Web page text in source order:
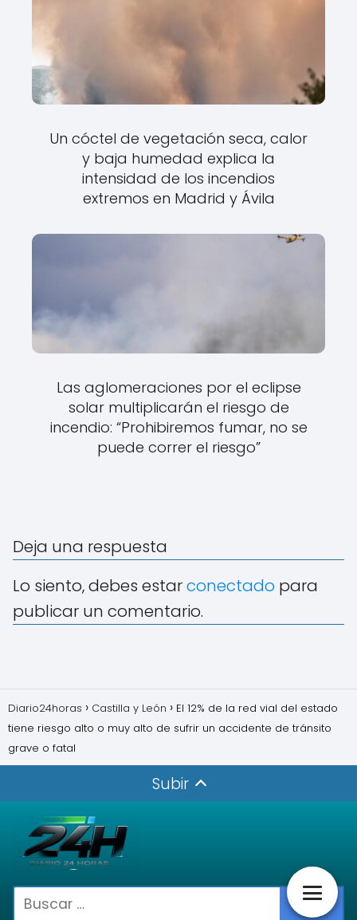
Un cóctel de vegetación seca, calor
y baja humedad explica la
intensidad de los incendios
extremos en Madrid y Ávila
Las aglomeraciones por el eclipse
solar multiplicarán el riesgo de
incendio: “Prohibiremos fumar, no se
puede correr el riesgo”
Deja una respuesta
Lo siento, debes estarconectado para
publicar un comentario.
Diario24horas Castilla y León
El 12% de la red vial del estado
tiene riesgo alto o muy alto de sufrir un accidente de tránsito
grave o fatal
Subir